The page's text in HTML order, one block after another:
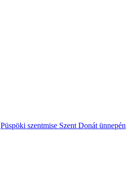
Püspöki szentmise Szent Donát ünnepén